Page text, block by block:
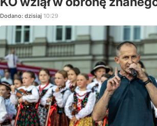
Dodano: dzisiaj 10:29